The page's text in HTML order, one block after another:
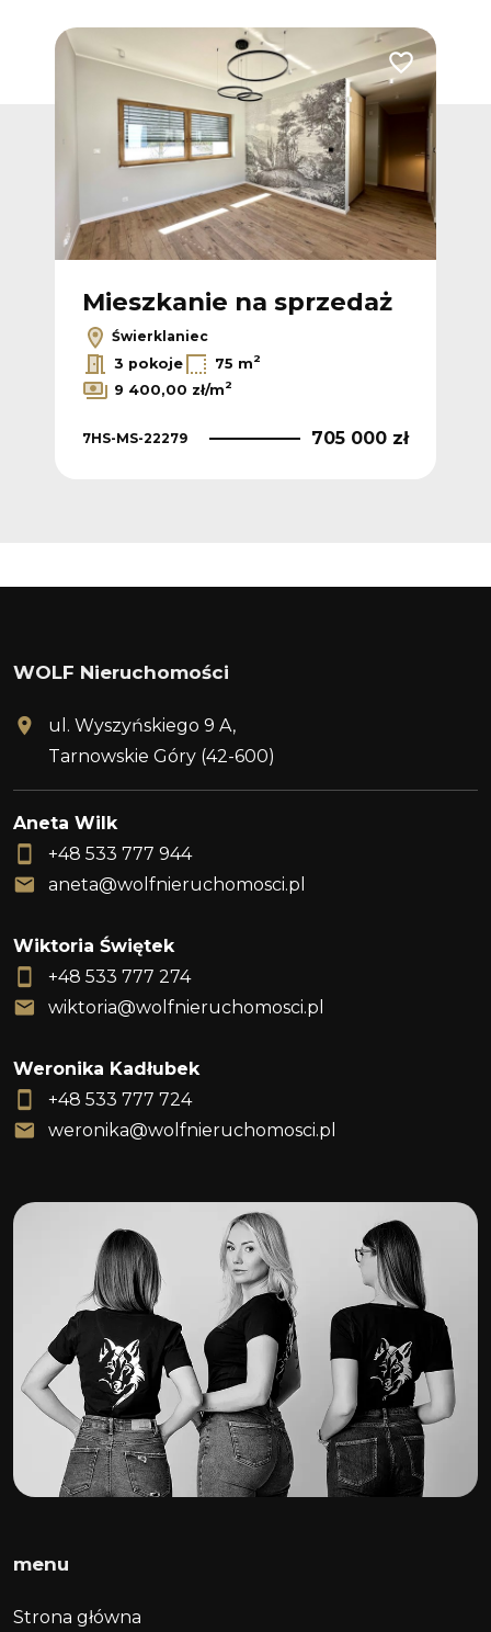
Dodaj do ulubionych Dodaj do
Mieszkanie na sprzedaż
Świerklaniec
3 pokoje
75 m2
9 400,00 zł/m2
7HS-MS-22279 705 000 zł
WOLF Nieruchomości
ul. Wyszyńskiego 9 A,
Tarnowskie Góry (42-600)
Aneta Wilk
+48 533 777 944
aneta@wolfnieruchomosci.pl
Wiktoria Świętek
+48 533 777 274
wiktoria@wolfnieruchomosci.pl
Weronika Kadłubek
+48 533 777 724
weronika@wolfnieruchomosci.pl
menu
Strona główna